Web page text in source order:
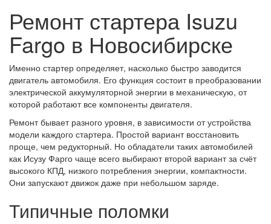
Ремонт стартера Isuzu
Fargo в Новосибирске
Именно стартер определяет, насколько быстро заводится
двигатель автомобиля. Его функция состоит в преобразовании
электрической аккумуляторной энергии в механическую, от
которой работают все компоненты двигателя.
Ремонт бывает разного уровня, в зависимости от устройства
модели каждого стартера. Простой вариант восстановить
проще, чем редукторный. Но обладатели таких автомобилей
как Исузу Фарго чаще всего выбирают второй вариант за счёт
высокого КПД, низкого потребления энергии, компактности.
Они запускают движок даже при небольшом заряде.
Типичные поломки